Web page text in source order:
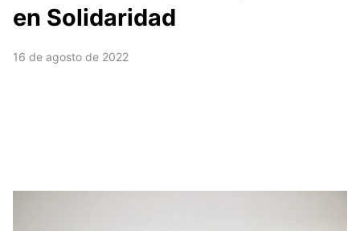
en Solidaridad
16 de agosto de 2022